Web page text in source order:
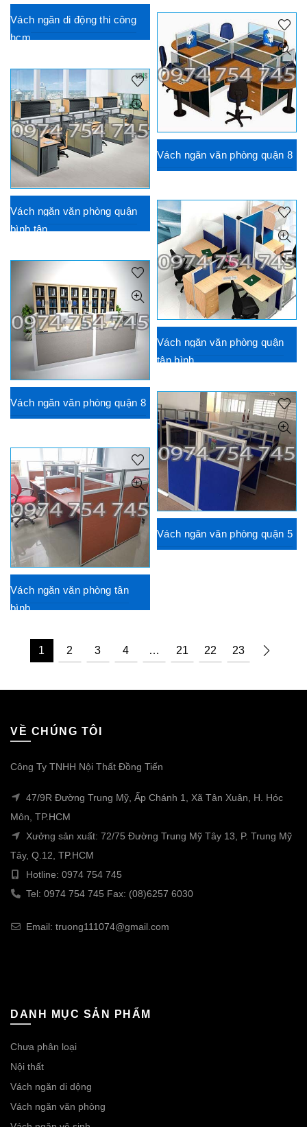
Vách ngăn di động thi công
hcm
Vách ngăn văn phòng quận 8
Vách ngăn văn phòng quận
bình tân
Vách ngăn văn phòng quận
tân bình
Vách ngăn văn phòng quận 8
Vách ngăn văn phòng quận 5
Vách ngăn văn phòng tân
bình
1 2 3 4 … 21 22 23
VỀ CHÚNG TÔI
Công Ty TNHH Nội Thất Đồng Tiến
47/9R Đường Trung Mỹ, Ấp Chánh 1, Xã Tân Xuân, H. Hóc
Môn, TP.HCM
Xưởng sản xuất: 72/75 Đường Trung Mỹ Tây 13, P. Trung Mỹ
Tây, Q.12, TP.HCM
Hotline: 0974 754 745
Tel: 0974 754 745 Fax: (08)6257 6030
Email: truong111074@gmail.com
DANH MỤC SẢN PHẨM
Chưa phân loại
Nội thất
Vách ngăn di dộng
Vách ngăn văn phòng